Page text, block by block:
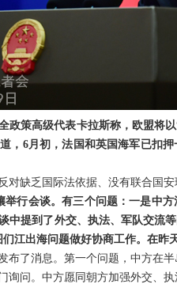
政策高级代表卡拉斯称，欧盟将
，6月初，法国和英国海军已扣
对缺乏国际法依据、没有联合国
行会谈。有三个问题：一是中
中提到了外交、执法、军队交流
江出海问题做好协商工作。在昨
布了消息。第一个问题，中方在
询问。中方愿同朝方加强外交、